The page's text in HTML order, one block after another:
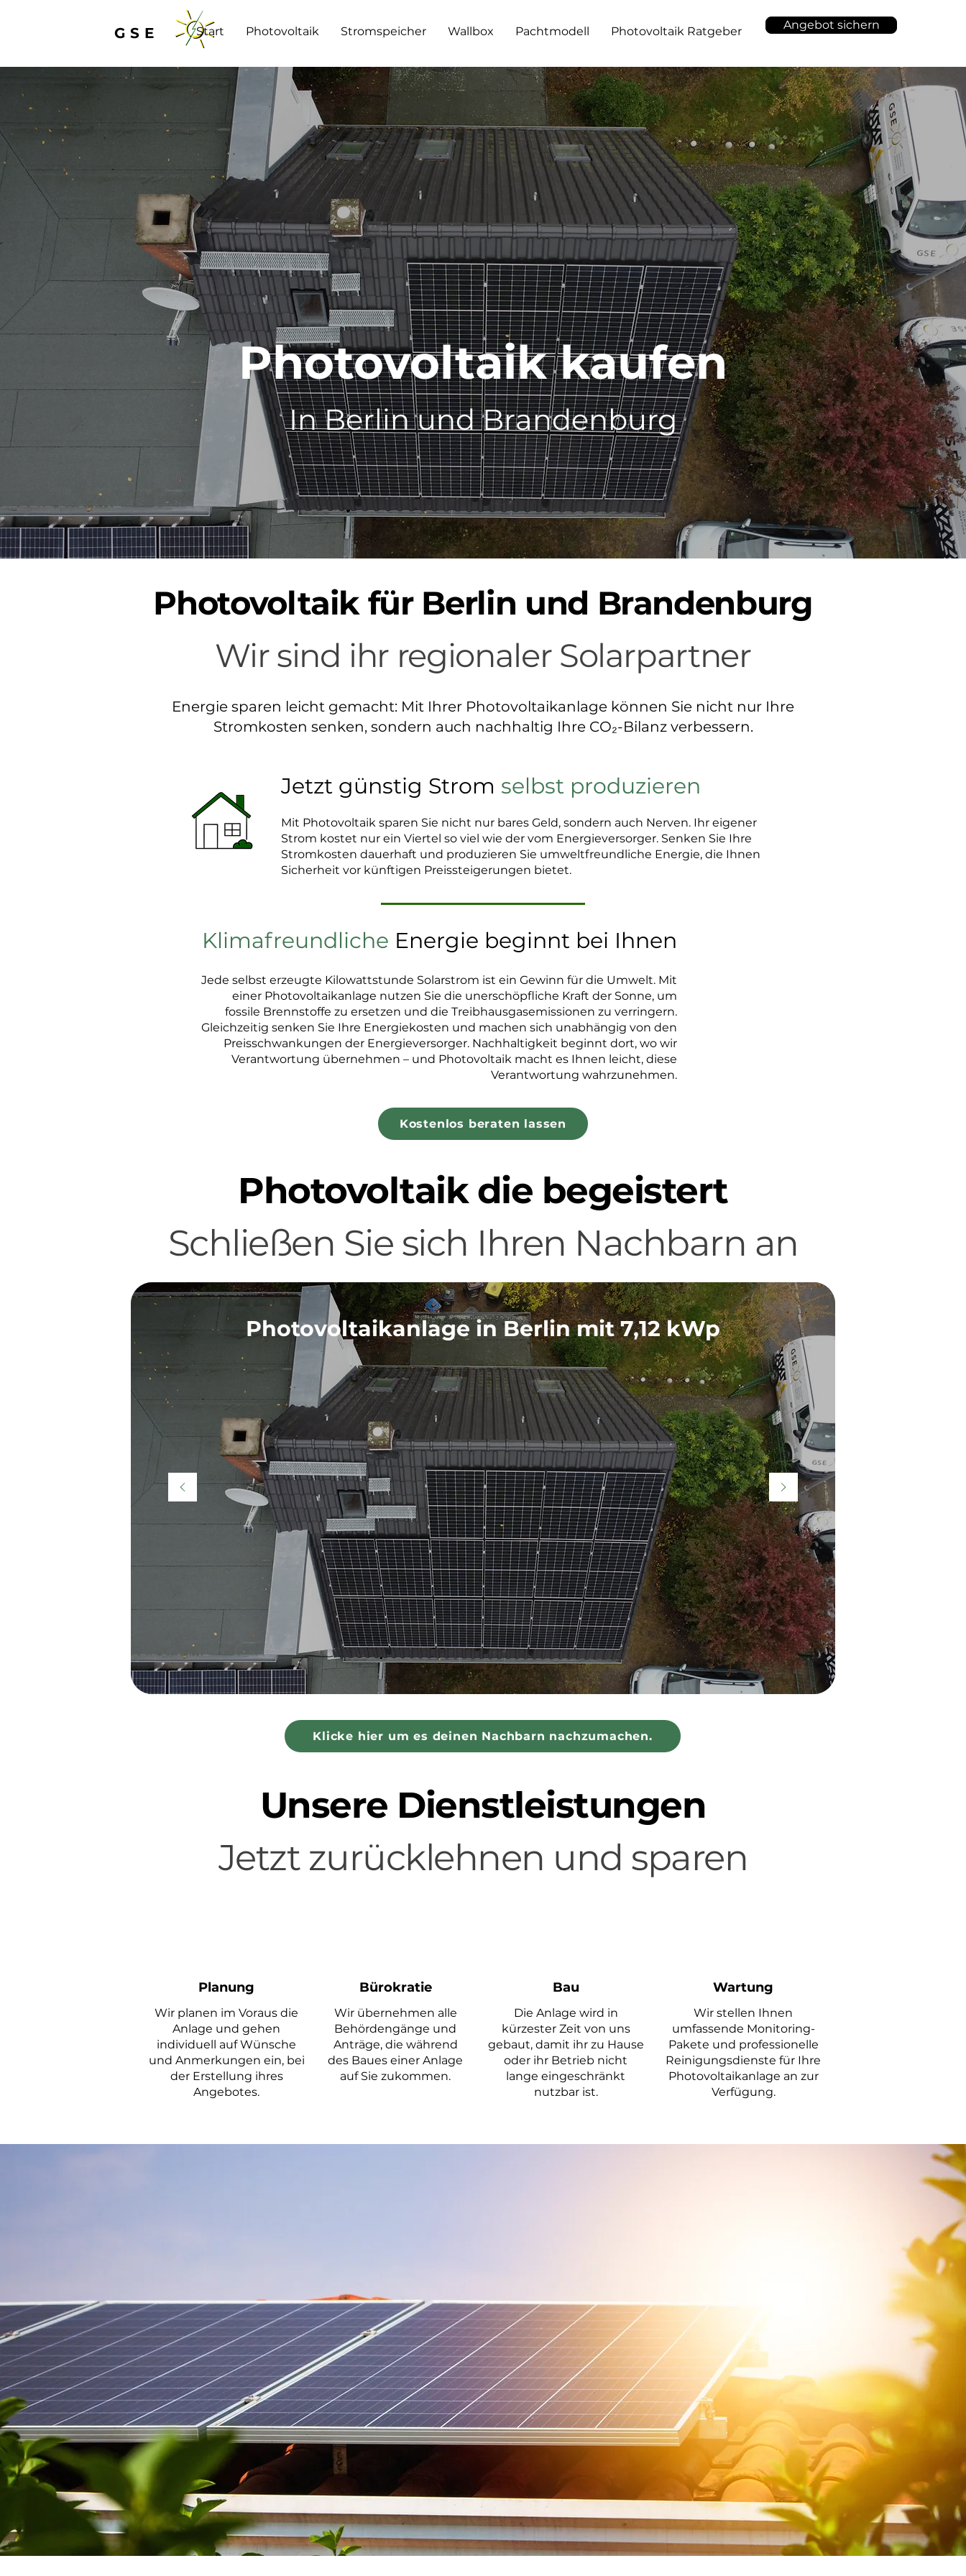
GSE Start Photovoltaik Stromspeicher Wallbox Pachtmodell Photovoltaik Ratgeber Angebot sichern
Photovoltaik kaufen
In Berlin und Brandenburg
Photovoltaik für Berlin und Brandenburg
Wir sind ihr regionaler Solarpartner
Energie sparen leicht gemacht: Mit Ihrer Photovoltaikanlage können Sie nicht nur Ihre
Stromkosten senken, sondern auch nachhaltig Ihre CO₂-Bilanz verbessern.
Jetzt günstig Strom selbst produzieren
Mit Photovoltaik sparen Sie nicht nur bares Geld, sondern auch Nerven. Ihr eigener
Strom kostet nur ein Viertel so viel wie der vom Energieversorger. Senken Sie Ihre
Stromkosten dauerhaft und produzieren Sie umweltfreundliche Energie, die Ihnen
Sicherheit vor künftigen Preissteigerungen bietet.
Klimafreundliche Energie beginnt bei Ihnen
Jede selbst erzeugte Kilowattstunde Solarstrom ist ein Gewinn für die Umwelt. Mit
einer Photovoltaikanlage nutzen Sie die unerschöpfliche Kraft der Sonne, um
fossile Brennstoffe zu ersetzen und die Treibhausgasemissionen zu verringern.
Gleichzeitig senken Sie Ihre Energiekosten und machen sich unabhängig von den
Preisschwankungen der Energieversorger. Nachhaltigkeit beginnt dort, wo wir
Verantwortung übernehmen – und Photovoltaik macht es Ihnen leicht, diese
Verantwortung wahrzunehmen.
Kostenlos beraten lassen
Photovoltaik die begeistert
Schließen Sie sich Ihren Nachbarn an
Photovoltaikanlage in Berlin mit 7,12 kWp
Klicke hier um es deinen Nachbarn nachzumachen.
Unsere Dienstleistungen
Jetzt zurücklehnen und sparen
Bürokratie
Planung Bau
Wir planen im Voraus die
Anlage und gehen
individuell auf Wünsche
und Anmerkungen ein, bei
der Erstellung ihres
Angebotes.
Wir übernehmen alle
Behördengänge und
Anträge, die während
des Baues einer Anlage
auf Sie zukommen.
Die Anlage wird in
kürzester Zeit von uns
gebaut, damit ihr zu Hause
oder ihr Betrieb nicht
lange eingeschränkt
nutzbar ist.
Wartung
Wir stellen Ihnen
umfassende Monitoring-
Pakete und professionelle
Reinigungsdienste für Ihre
Photovoltaikanlage an zur
Verfügung.